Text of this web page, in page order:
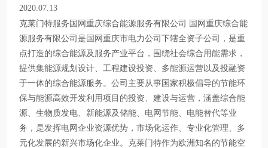
2020.07.13
克莱门特服务国网重庆综合能源服务有限公司 国网重庆综合能
源服务有限公司是国网重庆市电力公司下辖全资子公司，是重
点打造的综合能源及服务产业平台，围绕社会综合用能需求，
提供集能源规划设计、工程建设投资、多能源运营以及投融资
于一体的综合能源服务。公司主要从事国家积极倡导的节能环
保与能源高效开发利用项目的投资、建设与运营，涵盖综合能
源、生物质发电、新能源及储能、电网节能、电能替代等业
务，是发挥电网企业资源优势，市场化运作、专业化管理、多
元化发展的新兴市场化企业。克莱门特作为欧洲知名的节能空